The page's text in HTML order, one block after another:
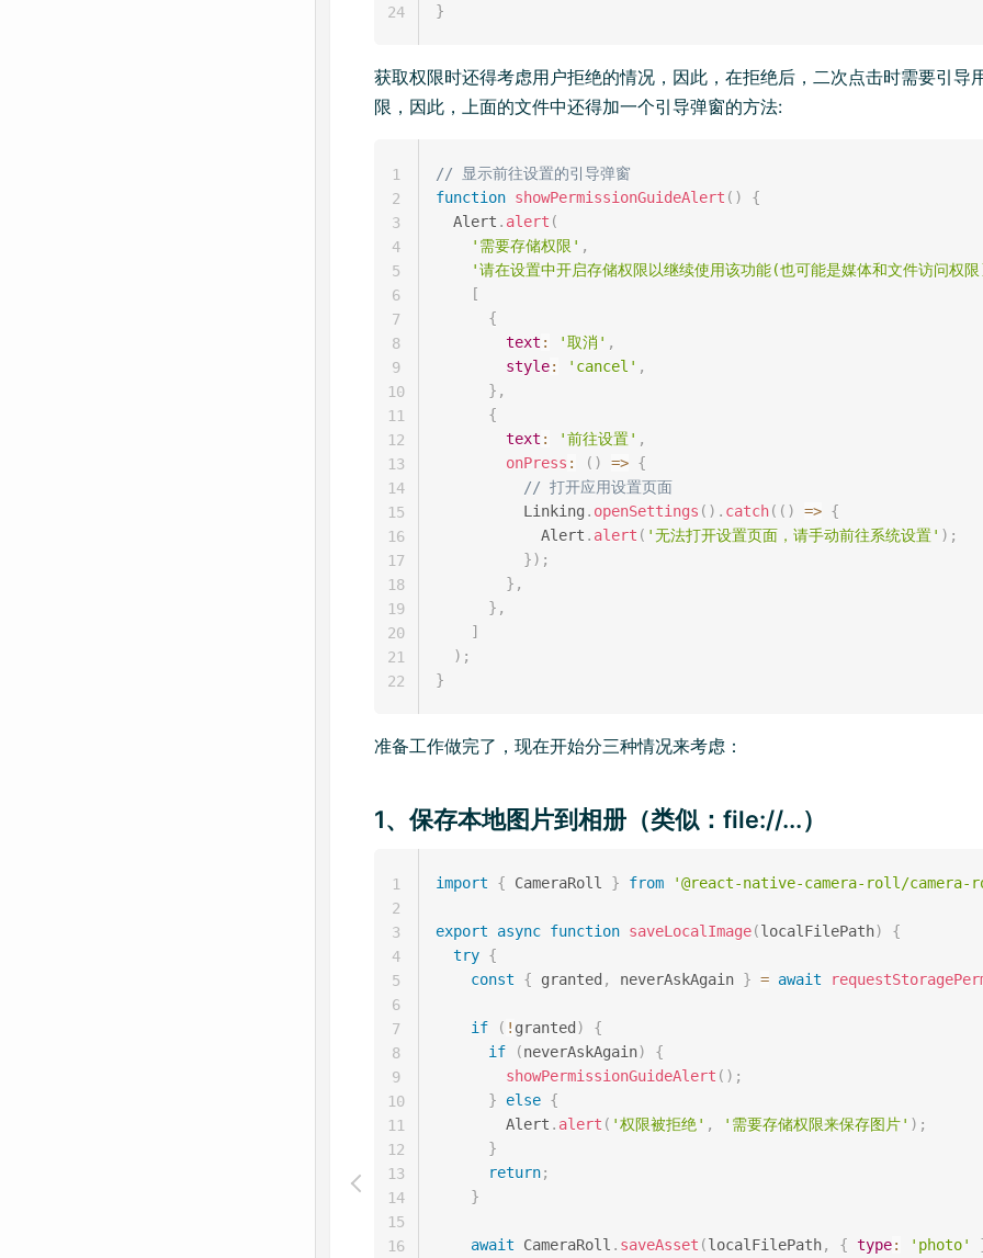
}
24
获取权限时还得考虑用户拒绝的情况，因此，在拒绝后，二次点击时需要引导
限，因此，上面的文件中还得加一个引导弹窗的方法:
// 显示前往设置的引导弹窗
function showPermissionGuideAlert ( )
{
  Alert
. alert (
'需要存储权限' ,
'请在设置中开启存储权限以继续使用该功能(也可能是媒体和文件访问权
[
{
text : '取消' ,
style: 'cancel' ,
} ,
{
text : '前往设置' ,
onPress : ( ) => {
// 打开应用设置页面
          Linking
. openSettings ( ) . catch( ( ) => {
            Alert
. alert ( '无法打开设置页面，请手动前往系统设置' ) ;
}) ;
} ,
} ,
]
) ;
}
1
2
3
4
5
6
7
8
9
10
11
12
13
14
15
16
17
18
19
20
21
22
准备工作做完了，现在开始分三种情况来考虑：
1、保存本地图片到相册（类似：file://...）
import { CameraRoll } from '@react-native-camera-roll/
export async function saveLocalImage(localFilePath)
{
try {
const
{ granted , neverAskAgain } = await
if ( ! granted)
{
if
(neverAskAgain)
{
showPermissionGuideAlert ( ) ;
}
else {
        Alert
. alert ( '权限被拒绝' , '需要存储权限来保存图片' ) ;
}
return;
}
await CameraRoll . saveAsset (localFilePath, { type: 'photo'
1
2
3
4
5
6
7
8
9
10
11
12
13
14
15
16